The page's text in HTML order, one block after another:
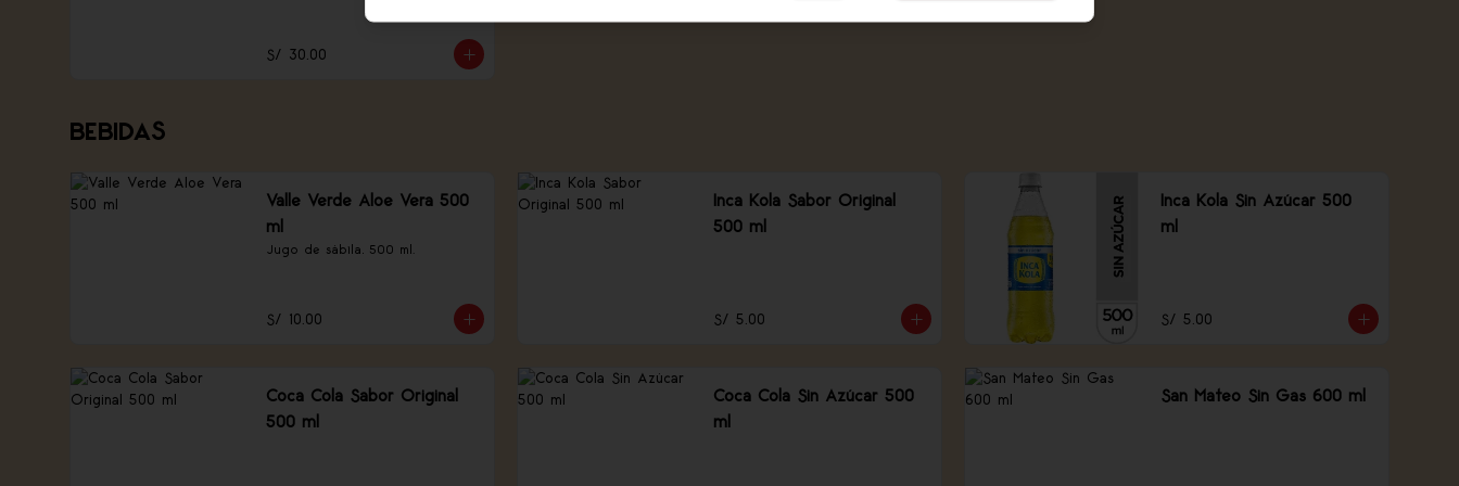
tofu, champiñones y verduras.
S/ 30.00
BEBIDAS
Valle Verde Aloe Vera 500
ml
Jugo de sábila, 500 ml.
S/ 10.00
Inca Kola Sabor Original
500 ml
S/ 5.00
Inca Kola Sin Azúcar 500
ml
S/ 5.00
Coca Cola Sabor Original
500 ml
Coca Cola Sin Azúcar 500
ml
San Mateo Sin Gas 600 ml